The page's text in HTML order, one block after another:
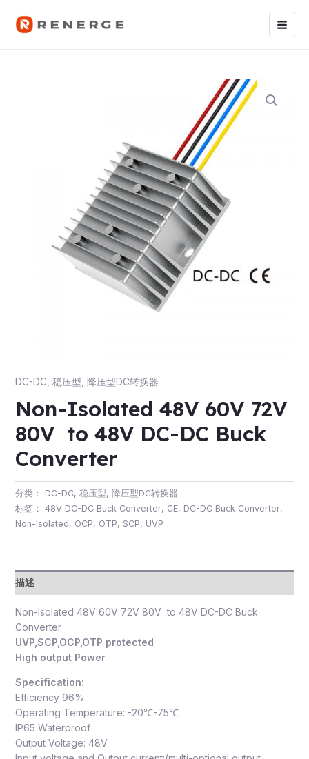
Main
DC-DC 稳压型 降压型DC转换器
Non-Isolated 48V 60V 72V
80V to 48V DC-DC Buck
Converter
分类： DC-DC, 稳压型, 降压型DC转换器
标签： 48V DC-DC Buck Converter, CE, DC-DC Buck Converter,
Non-Isolated, OCP, OTP, SCP, UVP
描述
Non-Isolated 48V 60V 72V 80V to 48V DC-DC Buck
Converter
UVP,SCP,OCP,OTP protected
High output Power
Specification:
Efficiency 96%
Operating Temperature: -20℃-75℃
IP65 Waterproof
Output Voltage: 48V